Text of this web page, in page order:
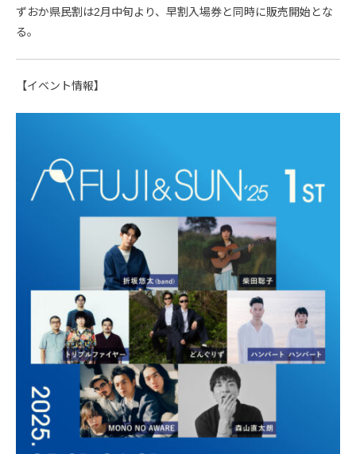
ずおか県民割は2月中旬より、早割入場券と同時に販売開始とな
る。
【イベント情報】